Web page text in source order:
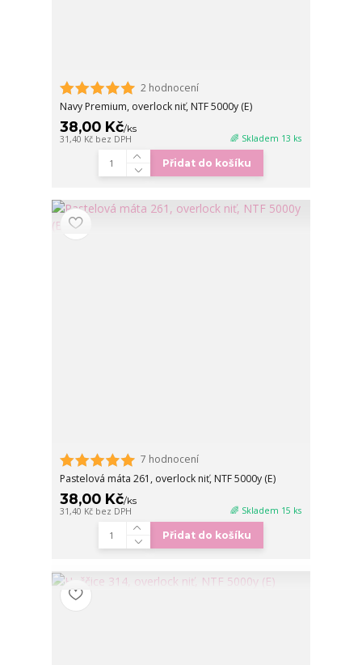
2 hodnocení
Navy Premium, overlock niť, NTF 5000y (E)
38,00 Kč/ks
31,40 Kč bez DPH 🌈 Skladem 13 ks
Přidat do košíku
7 hodnocení
Pastelová máta 261, overlock niť, NTF 5000y (E)
38,00 Kč/ks
31,40 Kč bez DPH 🌈 Skladem 15 ks
Přidat do košíku